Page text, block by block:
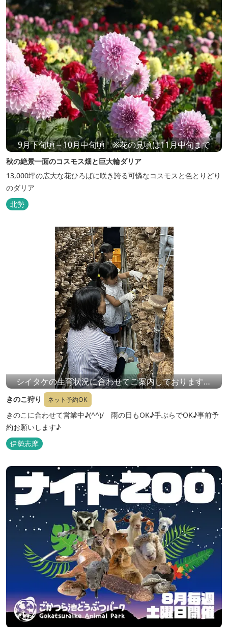
9月下旬頃～10月中旬頃 ※花の見頃は11月中旬まで
秋の絶景一面のコスモス畑と巨大輪ダリア
13,000坪の広大な花ひろばに咲き誇る可憐なコスモスと色とりどり
のダリア
北勢
シイタケの生育状況に合わせてご案内しておりますの
で、上記開催期間以外でも事前確認いただければ、体験
可能ですのでお気軽にご連絡ください。
きのこ狩り ネット予約OK
きのこに合わせて営業中♪(^^)/ 雨の日もOK♪手ぶらでOK♪事前予
約お願いします♪
伊勢志摩